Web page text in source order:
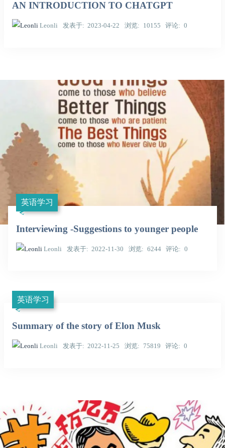
AN INTRODUCTION TO CHATGPT
Leonli 发表于 2023-04-22 浏览 10155 评论 0
英语学习
Interviewing -Suggestions to younger people
Leonli 发表于 2022-11-30 浏览 6244 评论 0
英语学习
Summary of the story of Elon Musk
Leonli 发表于 2022-11-25 浏览 75819 评论 0